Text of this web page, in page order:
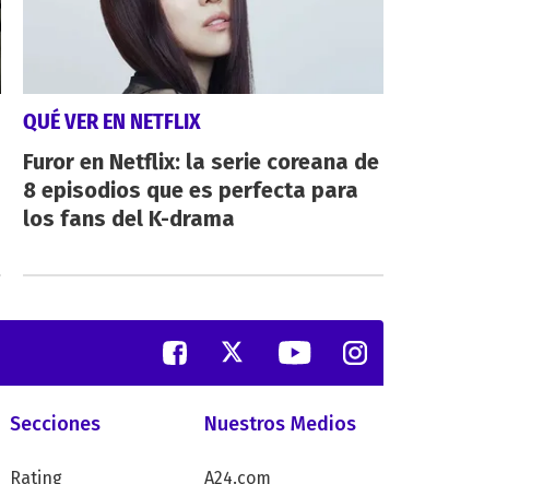
QUÉ VER EN NETFLIX
Furor en Netflix: la serie coreana de
8 episodios que es perfecta para
los fans del K-drama
Secciones
Rating
Nuestros Medios
A24.com